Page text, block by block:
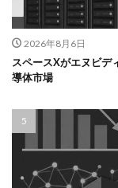
2026年8月6日
スペースXがエヌビ
導体市場